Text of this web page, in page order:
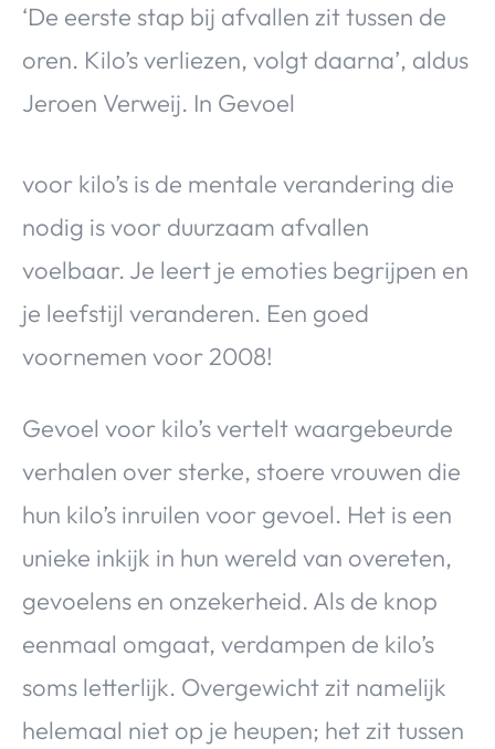
Travel
Lifestyle
‘De eerste stap bij afvallen zit tussen de
oren. Kilo’s verliezen, volgt daarna’, aldus
Jeroen Verweij. In Gevoel
voor kilo’s is de mentale verandering die
nodig is voor duurzaam afvallen
voelbaar. Je leert je emoties begrijpen en
je leefstijl veranderen. Een goed
voornemen voor 2008!
Gevoel voor kilo’s vertelt waargebeurde
verhalen over sterke, stoere vrouwen die
hun kilo’s inruilen voor gevoel. Het is een
unieke inkijk in hun wereld van overeten,
gevoelens en onzekerheid. Als de knop
eenmaal omgaat, verdampen de kilo’s
soms letterlijk. Overgewicht zit namelijk
helemaal niet op je heupen; het zit tussen